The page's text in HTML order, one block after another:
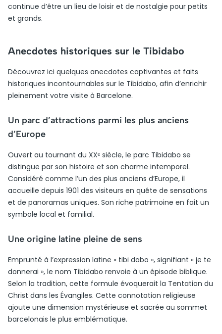
continue d’être un lieu de loisir et de nostalgie pour petits
et grands.
Anecdotes historiques sur le Tibidabo
Découvrez ici quelques anecdotes captivantes et faits
historiques incontournables sur le Tibidabo, afin d’enrichir
pleinement votre visite à Barcelone.
Un parc d’attractions parmi les plus anciens
d’Europe
Ouvert au tournant du XXᵉ siècle, le parc Tibidabo se
distingue par son histoire et son charme intemporel.
Considéré comme l’un des plus anciens d’Europe, il
accueille depuis 1901 des visiteurs en quête de sensations
et de panoramas uniques. Son riche patrimoine en fait un
symbole local et familial.
Une origine latine pleine de sens
Emprunté à l’expression latine « tibi dabo », signifiant « je te
donnerai », le nom Tibidabo renvoie à un épisode biblique.
Selon la tradition, cette formule évoquerait la Tentation du
Christ dans les Évangiles. Cette connotation religieuse
ajoute une dimension mystérieuse et sacrée au sommet
barcelonais le plus emblématique.